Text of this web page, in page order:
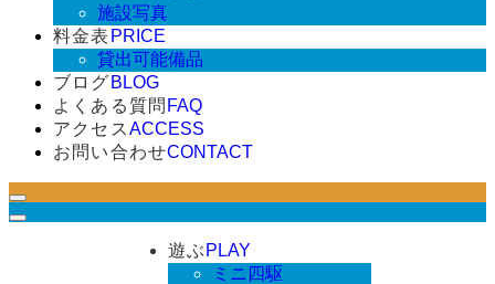
施設写真
料金表 PRICE
貸出可能備品
ブログ BLOG
よくある質問 FAQ
アクセスACCESS
お問い合わせCONTACT
遊ぶ PLAY
ミニ四駆